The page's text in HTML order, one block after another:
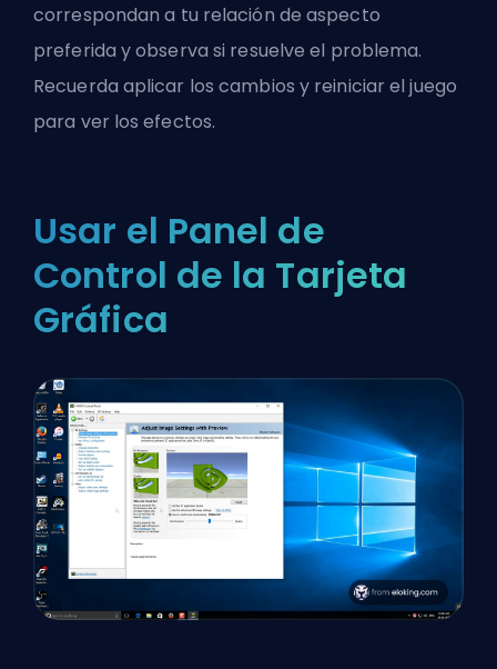
correspondan a tu relación de aspecto
preferida y observa si resuelve el problema.
Recuerda aplicar los cambios y reiniciar el juego
para ver los efectos.
Usar el Panel de
Control de la Tarjeta
Gráfica